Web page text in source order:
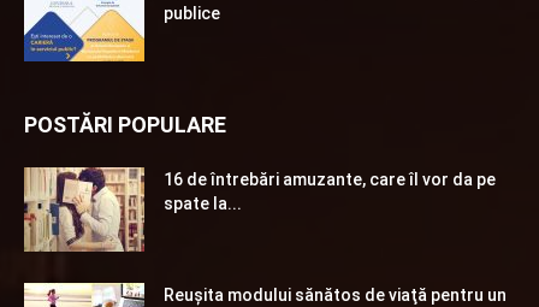
publice
POSTĂRI POPULARE
16 de întrebări amuzante, care îl vor da pe
spate la...
Reuşita modului sănătos de viaţă pentru un